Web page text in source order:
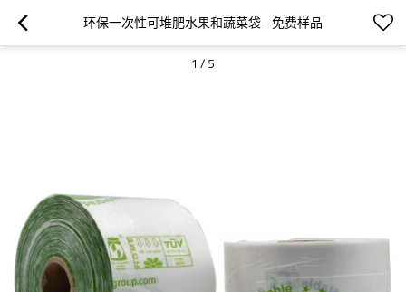
环保一次性可堆肥水果和蔬菜袋 - 免费样品
1 / 5